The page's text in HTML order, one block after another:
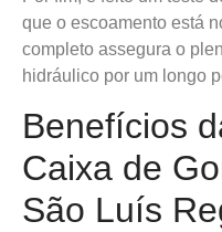
que o escoamento está
completo assegura o
hidráulico por um longo
Benefícios
Caixa de
São Luís